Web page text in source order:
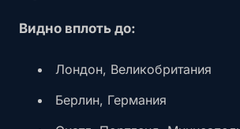
Видно вплоть до:
Лондон, Великобритания
Берлин, Германия